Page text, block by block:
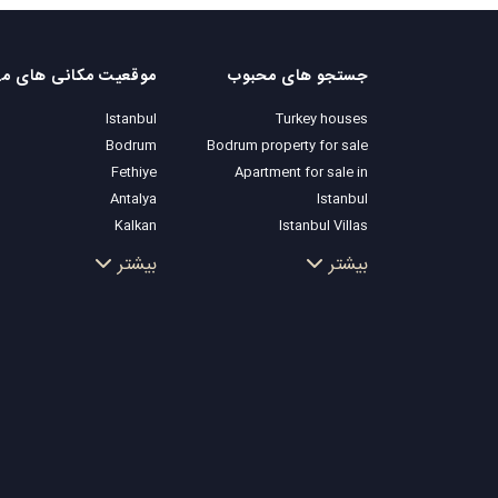
جستجو های محبوب
Turkey houses
Bodrum property for sale
Apartment for sale in
Istanbul
Istanbul Villas
Bodrum Villa
Apartment for sale in
بیشتر
Istanbul
Bodrum
Fethiye
Antalya
Kalkan
Alanya
Kas
بیشتر